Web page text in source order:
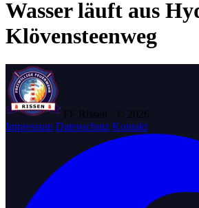
Wasser läuft aus
Klövensteenweg
FF Rissen · © 2026
Impressum Datenschutz Kontakt